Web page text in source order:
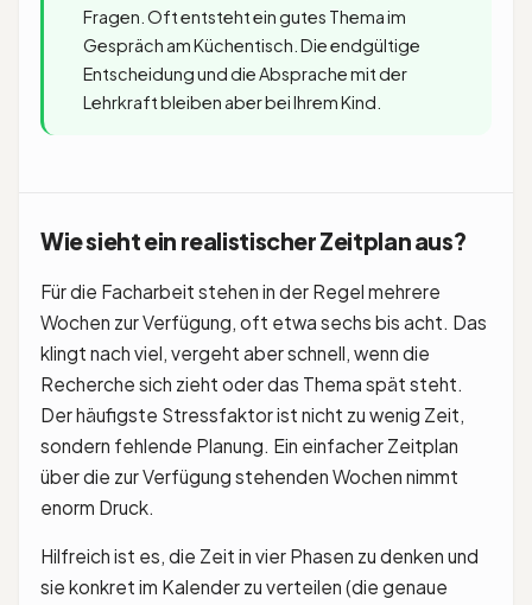
Fragen. Oft entsteht ein gutes Thema im
Gespräch am Küchentisch. Die endgültige
Entscheidung und die Absprache mit der
Lehrkraft bleiben aber bei Ihrem Kind.
Wie sieht ein realistischer Zeitplan aus?
Für die Facharbeit stehen in der Regel mehrere
Wochen zur Verfügung, oft etwa sechs bis acht. Das
klingt nach viel, vergeht aber schnell, wenn die
Recherche sich zieht oder das Thema spät steht.
Der häufigste Stressfaktor ist nicht zu wenig Zeit,
sondern fehlende Planung. Ein einfacher Zeitplan
über die zur Verfügung stehenden Wochen nimmt
enorm Druck.
Hilfreich ist es, die Zeit in vier Phasen zu denken und
sie konkret im Kalender zu verteilen (die genaue